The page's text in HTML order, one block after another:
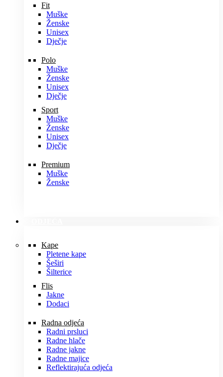
Fit
Muške
Ženske
Unisex
Dječje
Polo
Muške
Ženske
Unisex
Dječje
Sport
Muške
Ženske
Unisex
Dječje
Premium
Muške
Ženske
Kape
Pletene kape
Šeširi
Šilterice
Flis
Jakne
Dodaci
Radna odjeća
Radni prsluci
Radne hlače
Radne jakne
Radne majice
Reflektirajuća odjeća